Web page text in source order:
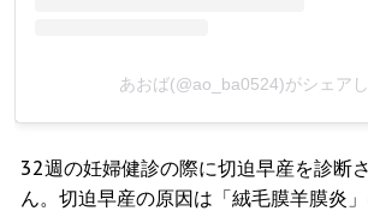
あおば(@ao_ba0524)がシェア
32週の妊婦健診の際に切迫早産を診断
ん。切迫早産の原因は「絨毛膜羊膜炎